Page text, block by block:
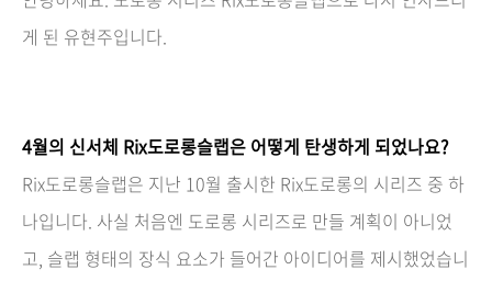
게 된 유현주입니다.
4월의 신서체 Rix도로롱슬랩은 어떻게 탄생하게 되었나요?
Rix도로롱슬랩은 지난 10월 출시한 Rix도로롱의 시리즈 중 하
나입니다. 사실 처음엔 도로롱 시리즈로 만들 계획이 아니었
고, 슬랩 형태의 장식 요소가 들어간 아이디어를 제시했었습니